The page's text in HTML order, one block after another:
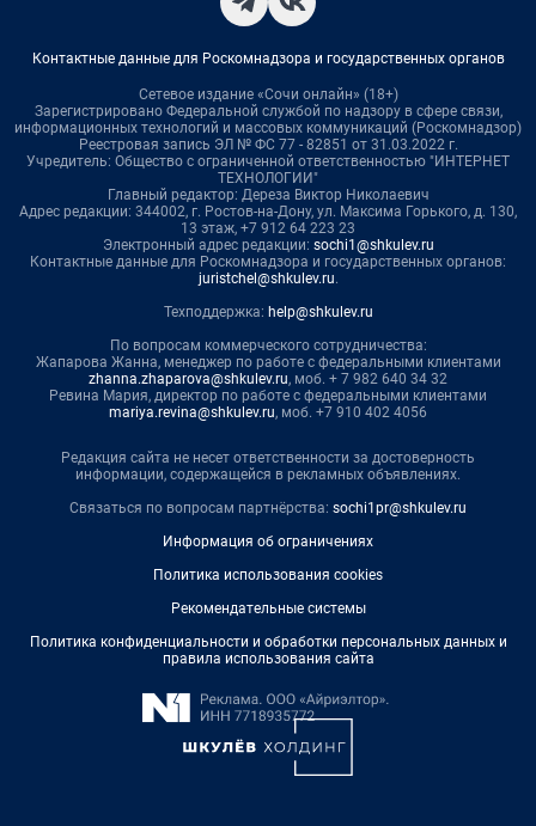
Контактные данные для Роскомнадзора и государственных органов
Сетевое издание «Сочи онлайн» (18+)
Зарегистрировано Федеральной службой по надзору в сфере связи,
информационных технологий и массовых коммуникаций (Роскомнадзор)
Реестровая запись ЭЛ № ФС 77 - 82851 от 31.03.2022 г.
Учредитель: Общество с ограниченной ответственностью "ИНТЕРНЕТ
ТЕХНОЛОГИИ"
Главный редактор: Дереза Виктор Николаевич
Адрес редакции: 344002, г. Ростов-на-Дону, ул. Максима Горького, д. 130,
13 этаж, +7 912 64 223 23
Электронный адрес редакции: sochi1@shkulev.ru
Контактные данные для Роскомнадзора и государственных органов:
juristchel@shkulev.ru.
Техподдержка: help@shkulev.ru
По вопросам коммерческого сотрудничества:
Жапарова Жанна, менеджер по работе с федеральными клиентами
zhanna.zhaparova@shkulev.ru, моб. + 7 982 640 34 32
Ревина Мария, директор по работе с федеральными клиентами
mariya.revina@shkulev.ru, моб. +7 910 402 4056
Редакция сайта не несет ответственности за достоверность
информации, содержащейся в рекламных объявлениях.
Связаться по вопросам партнёрства: sochi1pr@shkulev.ru
Информация об ограничениях
Политика использования cookies
Рекомендательные системы
Политика конфиденциальности и обработки персональных данных и
правила использования сайта